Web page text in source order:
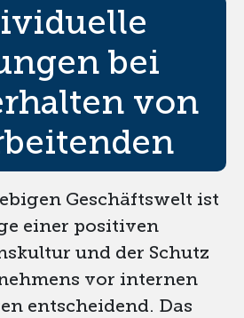
bei
von
Geschäftswelt ist
einer positiven
und der Schutz
vor internen
entscheidend. Das